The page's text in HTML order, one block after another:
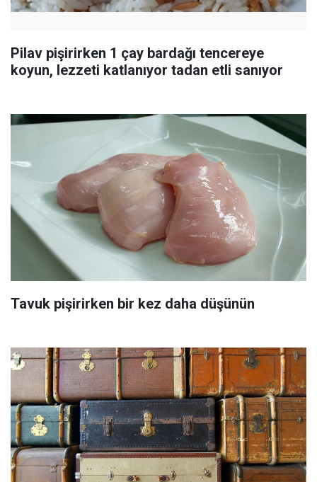
Pilav pişirirken 1 çay bardağı tencereye
koyun, lezzeti katlanıyor tadan etli sanıyor
Tavuk pişirirken bir kez daha düşünün